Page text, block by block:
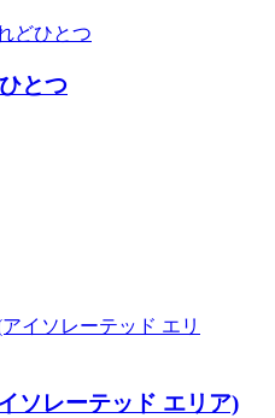
とつ
ソレーテッド エリア)